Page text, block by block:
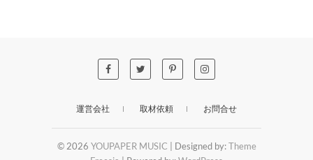
運営会社 取材依頼 お問合せ
© 2026 YOUPAPER MUSIC | Designed by:Theme